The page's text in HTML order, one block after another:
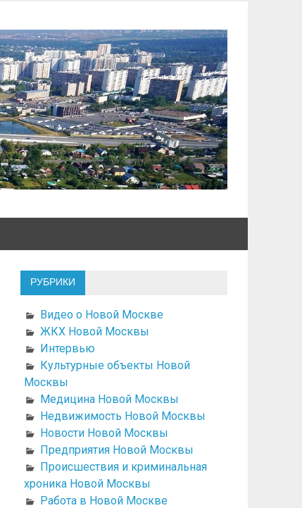
РУБРИКИ
Видео о Новой Москве
ЖКХ Новой Москвы
Интервью
Культурные объекты Новой
Москвы
Медицина Новой Москвы
Недвижимость Новой Москвы
Новости Новой Москвы
Предприятия Новой Москвы
Происшествия и криминальная
хроника Новой Москвы
Работа в Новой Москве